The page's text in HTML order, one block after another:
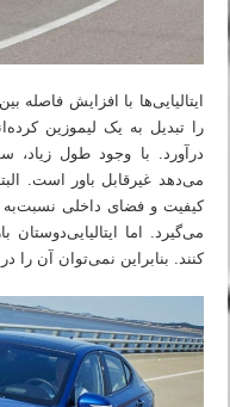
ایتالیایی‌ها با افزایش فاصله
را تبدیل به یک لیموزین
درآورد. با وجود طول زیاد،
می‌دهد غیرقابل باور است.
کیفیت و فضای داخلی نسبت‌به
می‌گیرد. اما ایتالیایی‌دوستان
کنند. بنابراین نمی‌توان آن را